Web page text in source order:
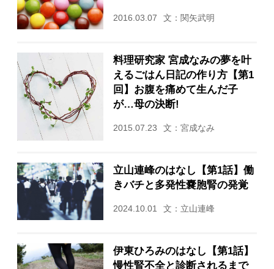
2016.03.07 文：関矢武明
料理研究家 宮成なみの夢を叶
えるごはん日記の作り方【第1
回】お腹を痛めて生んだ子
が…母の決断!
2015.07.23 文：宮成なみ
立山連峰のはなし【第1話】働
きバチと多発性嚢胞腎の発覚
2024.10.01 文：立山連峰
伊東ひろみのはなし【第1話】
慢性腎不全と診断されるまで